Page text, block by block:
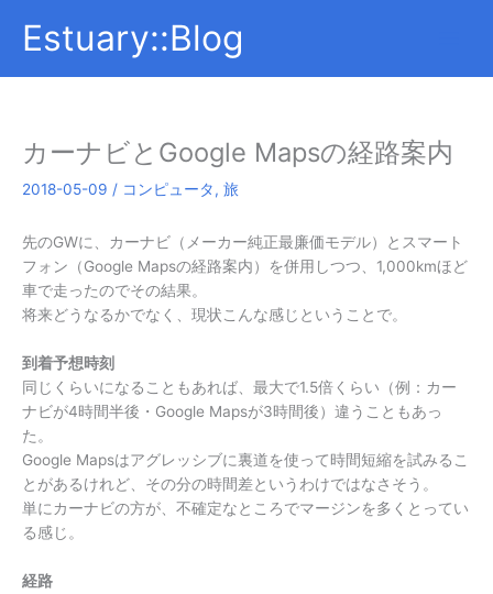
Estuary::Blog
カーナビとGoogle Mapsの経路案内
2018-05-09 / コンピュータ, 旅
先のGWに、カーナビ（メーカー純正最廉価モデル）とスマート
フォン（Google Mapsの経路案内）を併用しつつ、1,000kmほど
車で走ったのでその結果。
将来どうなるかでなく、現状こんな感じということで。
到着予想時刻
同じくらいになることもあれば、最大で1.5倍くらい（例：カー
ナビが4時間半後・Google Mapsが3時間後）違うこともあっ
た。
Google Mapsはアグレッシブに裏道を使って時間短縮を試みるこ
とがあるけれど、その分の時間差というわけではなさそう。
単にカーナビの方が、不確定なところでマージンを多くとってい
る感じ。
経路